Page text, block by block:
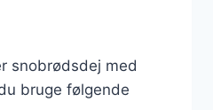
snobrødsdej med
bruge følgende